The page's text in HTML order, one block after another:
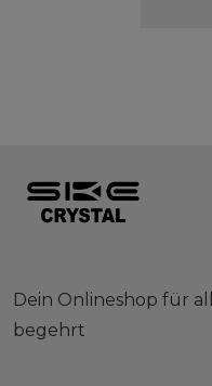
Dein Onlineshop für
begehrt